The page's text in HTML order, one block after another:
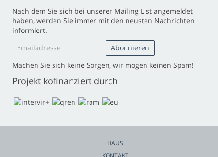
Nach dem Sie sich bei unserer Mailing List angemeldet
haben, werden Sie immer mit den neusten Nachrichten
informiert.
Machen Sie sich keine Sorgen, wir mögen keinen Spam!
Projekt kofinanziert durch
HAUS
KONTAKT